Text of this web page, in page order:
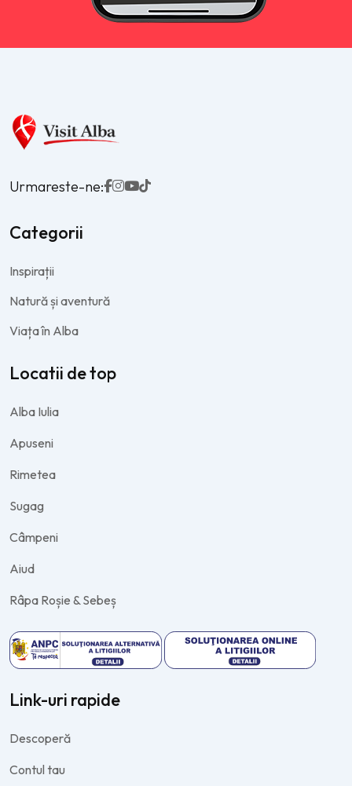
Urmareste-ne:
Categorii
Inspirații
Natură și aventură
Viața în Alba
Locatii de top
Alba Iulia
Apuseni
Rimetea
Sugag
Câmpeni
Aiud
Râpa Roșie & Sebeș
Link-uri rapide
Descoperă
Contul tau